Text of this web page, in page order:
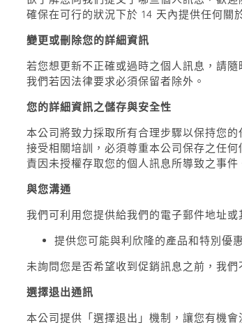
確保在可行的狀況下於 14 天內提供任何關
變更或刪除您的詳細資訊
若您想更新不正確或過時之個人訊息，請
我們若因法律要求必須保留者除外。
您的詳細資訊之儲存與安全性
本公司將致力採取所有合理步驟以保持您
接受相關培訓，必須尊重本公司保存之任
責因未授權存取您的個人訊息所導致之事件
與您溝通
我們可利用您提供給我們的電子郵件地址
提供您可能與利欣隆的產品和特別優
未詢問您是否希望收到促銷訊息之前，我們
選擇退出通訊
本公司提供「選擇退出」機制，讓您有機